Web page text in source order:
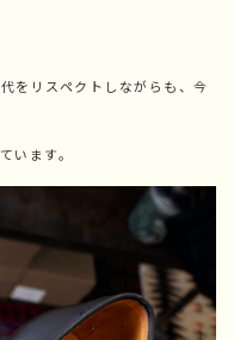
をリスペクトしながらも、今
います。